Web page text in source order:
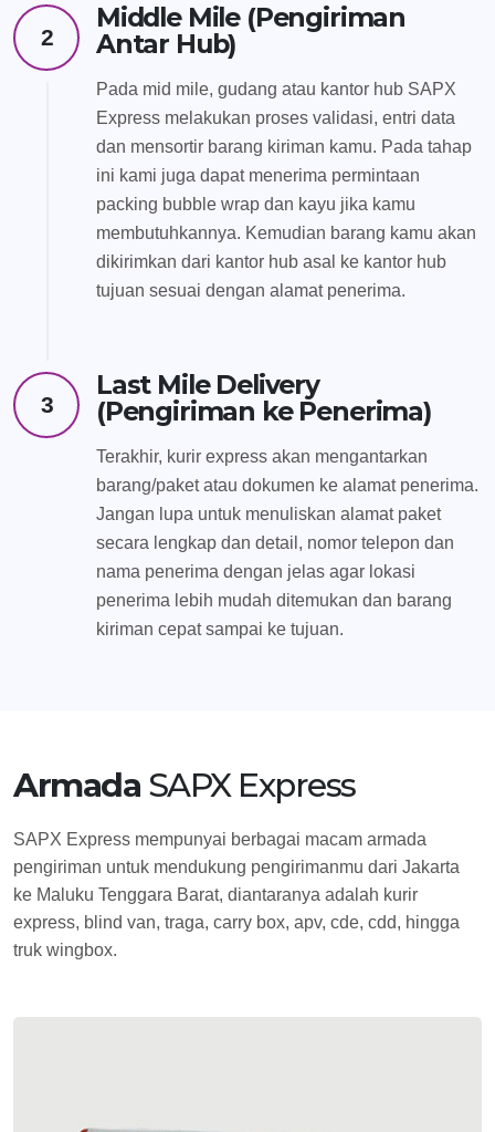
2
Middle Mile (Pengiriman
Antar Hub)
Pada mid mile, gudang atau kantor hub SAPX
Express melakukan proses validasi, entri data
dan mensortir barang kiriman kamu. Pada tahap
ini kami juga dapat menerima permintaan
packing bubble wrap dan kayu jika kamu
membutuhkannya. Kemudian barang kamu akan
dikirimkan dari kantor hub asal ke kantor hub
tujuan sesuai dengan alamat penerima.
3
Last Mile Delivery
(Pengiriman ke Penerima)
Terakhir, kurir express akan mengantarkan
barang/paket atau dokumen ke alamat penerima.
Jangan lupa untuk menuliskan alamat paket
secara lengkap dan detail, nomor telepon dan
nama penerima dengan jelas agar lokasi
penerima lebih mudah ditemukan dan barang
kiriman cepat sampai ke tujuan.
Armada SAPX Express
SAPX Express mempunyai berbagai macam armada
pengiriman untuk mendukung pengirimanmu dari Jakarta
ke Maluku Tenggara Barat, diantaranya adalah kurir
express, blind van, traga, carry box, apv, cde, cdd, hingga
truk wingbox.